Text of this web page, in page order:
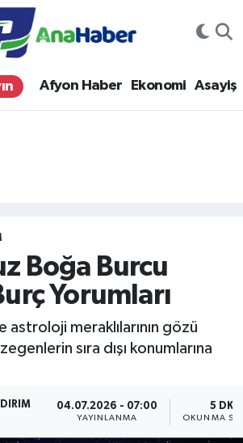
Afyon Haber Ekonomi Asayiş
Boğa Burcu
Yorumları
astroloji meraklılarının gözü
sıra dışı konumlarına
04.07.2026 - 07:00
YAYINLANMA
5 DK
OKUNMA
Nöbetçi Eczaneler
Hava Durumu
Namaz Vakitleri
Trafik Yoğunluk Haritası